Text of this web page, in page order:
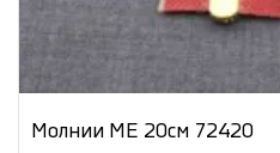
Молнии МЕ 20см 72420